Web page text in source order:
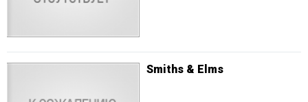
Smiths & Elms